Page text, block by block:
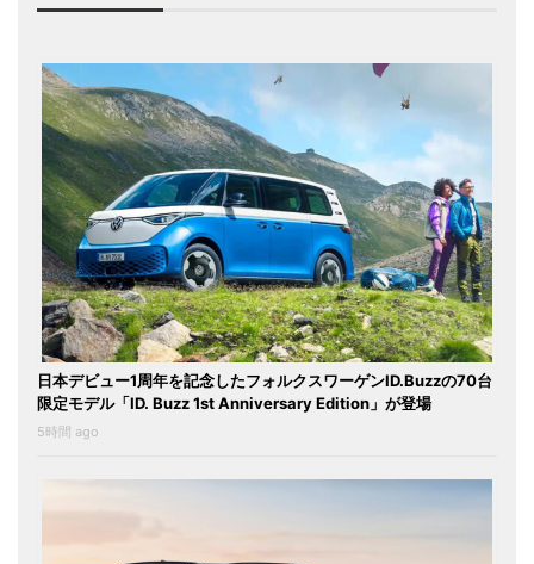
日本デビュー1周年を記念したフォルクスワーゲンID.Buzzの70台
限定モデル「ID. Buzz 1st Anniversary Edition」が登場
5時間 ago